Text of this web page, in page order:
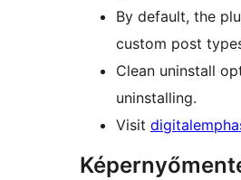
By default, the
custom post
Clean uninstall
uninstalling.
Visit